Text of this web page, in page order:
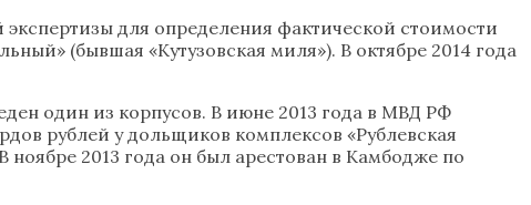
для определения фактической стоимости
(бывшая «Кутузовская миля»). В октябре 2014 года
один из корпусов. В июне 2013 года в МВД РФ
рублей у дольщиков комплексов «Рублевская
2013 года он был арестован в Камбодже по